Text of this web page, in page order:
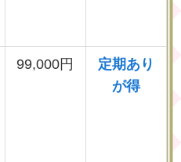
99,000円
定期あり
が得